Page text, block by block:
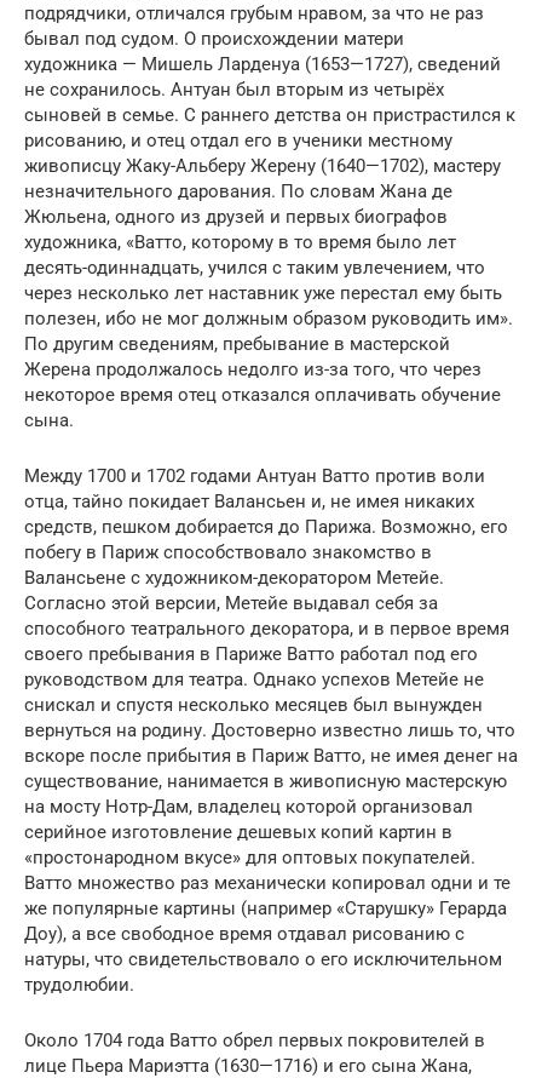
подрядчики, отличался грубым нравом, за что не раз
бывал под судом. О происхождении матери
художника — Мишель Ларденуа (1653—1727), сведений
не сохранилось. Антуан был вторым из четырёх
сыновей в семье. С раннего детства он пристрастился к
рисованию, и отец отдал его в ученики местному
живописцу Жаку-Альберу Жерену (1640—1702), мастеру
незначительного дарования. По словам Жана де
Жюльена, одного из друзей и первых биографов
художника, «Ватто, которому в то время было лет
десять-одиннадцать, учился с таким увлечением, что
через несколько лет наставник уже перестал ему быть
полезен, ибо не мог должным образом руководить им».
По другим сведениям, пребывание в мастерской
Жерена продолжалось недолго из-за того, что через
некоторое время отец отказался оплачивать обучение
сына.
Между 1700 и 1702 годами Антуан Ватто против воли
отца, тайно покидает Валансьен и, не имея никаких
средств, пешком добирается до Парижа. Возможно, его
побегу в Париж способствовало знакомство в
Валансьене с художником-декоратором Метейе.
Согласно этой версии, Метейе выдавал себя за
способного театрального декоратора, и в первое время
своего пребывания в Париже Ватто работал под его
руководством для театра. Однако успехов Метейе не
снискал и спустя несколько месяцев был вынужден
вернуться на родину. Достоверно известно лишь то, что
вскоре после прибытия в Париж Ватто, не имея денег на
существование, нанимается в живописную мастерскую
на мосту Нотр-Дам, владелец которой организовал
серийное изготовление дешевых копий картин в
«простонародном вкусе» для оптовых покупателей.
Ватто множество раз механически копировал одни и те
же популярные картины (например «Старушку» Герарда
Доу), а все свободное время отдавал рисованию с
натуры, что свидетельствовало о его исключительном
трудолюбии.
Около 1704 года Ватто обрел первых покровителей в
лице Пьера Мариэтта (1630—1716) и его сына Жана,